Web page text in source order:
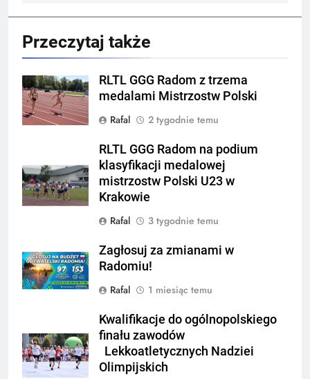
Przeczytaj także
RLTL GGG Radom z trzema
medalami Mistrzostw Polski
Rafal
2 tygodnie temu
RLTL GGG Radom na podium
klasyfikacji medalowej
mistrzostw Polski U23 w
Krakowie
Rafal
3 tygodnie temu
Zagłosuj za zmianami w
Radomiu!
Rafal
1 miesiąc temu
Kwalifikacje do ogólnopolskiego
finału zawodów
Lekkoatletycznych Nadziei
Olimpijskich